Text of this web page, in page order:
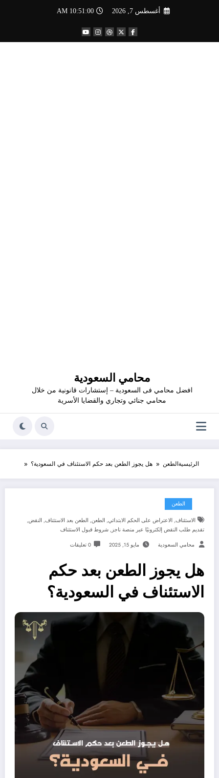
أغسطس 7, 2026 10:51:01 AM
محامي السعودية
افضل محامي فى السعودية – إستشارات قانونية من خلال
محامي جنائي وتجاري والقضايا الأسرية
الرئيسيةالطعن هل يجوز الطعن بعد حكم الاستئناف في السعودية؟
الطعن
الاستئناف, الاعتراض على الحكم الابتدائي, الطعن الطعن بعد الاستئناف, النقض
تقديم طلب النقض إلكترونيًا عبر منصة ناجز شروط قبول الاستئناف
محامي السعودية مايو 15, 2025 0 تعليقات
هل يجوز الطعن بعد حكم
الاستئناف في السعودية؟